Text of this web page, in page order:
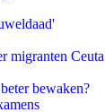
migranten Ceuta
bewaken?